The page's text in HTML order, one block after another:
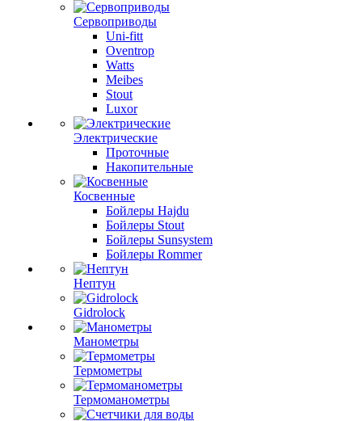
Сервоприводы
Uni-fitt
Oventrop
Watts
Meibes
Stout
Luxor
Электрические
Проточные
Накопительные
Косвенные
Бойлеры Hajdu
Бойлеры Stout
Бойлеры Sunsystem
Бойлеры Rommer
Нептун
Gidrolock
Манометры
Термометры
Термоманометры